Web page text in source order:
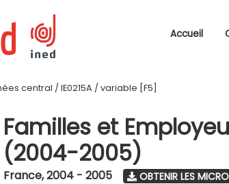
Accueil
central / IE0215A / variable [F5]
Familles et
(2004-2005)
France,2004 - 2005 OBTENIR LES